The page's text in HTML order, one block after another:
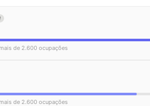
de 2.600 ocupações
de 2.600 ocupações